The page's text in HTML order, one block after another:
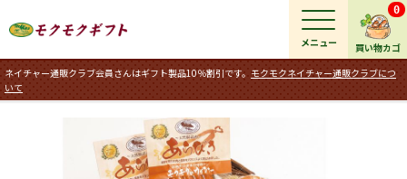
買い物カゴ
0
ネイチャー通販クラブ会員さんはギフト製品10％割引です。 モクモクネイチャー通販クラブにつ
いて
メニュー